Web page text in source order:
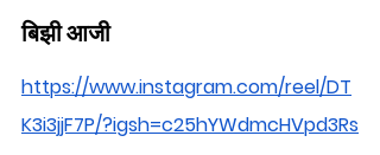
बिझी आजी
https://www.instagram.com/reel/DT
K3i3jjF7P/?igsh=c25hYWdmcHVpd3Rs